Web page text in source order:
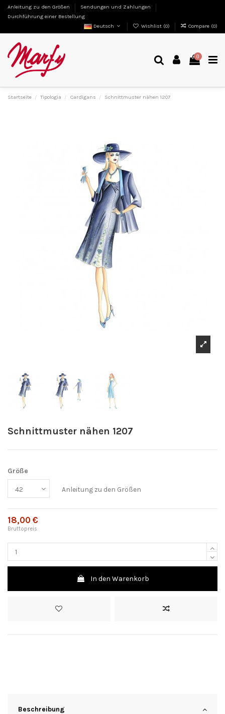
Anleitung zu den Größen
Sendungen und Zahlungen
Durchführung einer Bestellung
Deutsch
Wishlist (0) Compare (0)
0
Startseite Tipologia Cardigans Schnittmuster nähen 1207
Schnittmuster nähen 1207
Größe
Anleitung zu den Größen
18,00 €
Bruttopreis
In den Warenkorb
Beschreibung